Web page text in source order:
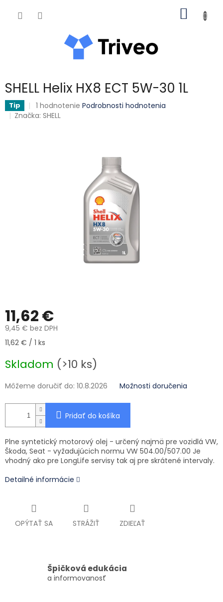
SHELL Helix HX8 ECT 5W-30 1L
Tip Priemerné hodnotenie produktu je 5,0 z 5 hviezdičiek.
1 hodnotenie Podrobnosti hodnotenia
Značka:SHELL
11,62 €
9,45 € bez DPH
Jednotková cena:
11,62 € / 1 ks
Skladom (>10 ks)
Môžeme doručiť do: 10.8.2026 Možnosti doručenia
Pridať do košíka
Plne syntetický motorový olej - určený najmä pre vozidlá VW,
Škoda, Seat - vyžadujúcich normu VW 504.00/507.00 Je
vhodný ako pre LongLife servisy tak aj pre skrátené intervaly.
Detailné informácie
OPÝTAŤ SA STRÁŽIŤ ZDIEĽAŤ
Špičková edukácia
a informovanosť